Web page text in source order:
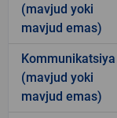
(mavjud yoki
mavjud emas)
Kommunikatsiya
(mavjud yoki
mavjud emas)